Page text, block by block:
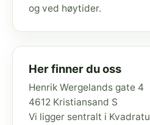
og ved høytider.
Her finner du oss
Henrik Wergelands gate 4
4612 Kristiansand S
Vi ligger sentralt i